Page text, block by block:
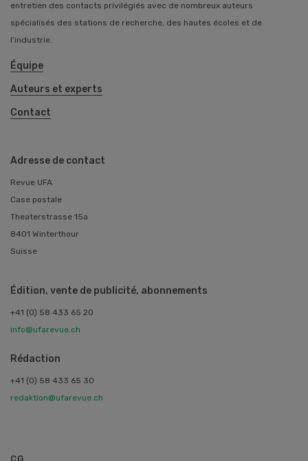
entretien des contacts privilégiés avec de nombreux auteurs
spécialisés des stations de recherche, des hautes écoles et de
l’industrie.
Équipe
Auteurs et experts
Contact
Adresse de contact
Revue UFA
Case postale
Theaterstrasse 15a
8401 Winterthour
Suisse
Édition, vente de publicité, abonnements
+41 (0) 58 433 65 20
info@ufarevue.ch
Rédaction
+41 (0) 58 433 65 30
redaktion@ufarevue.ch
CG